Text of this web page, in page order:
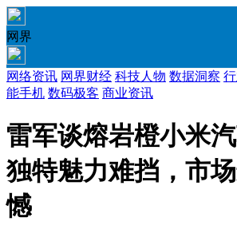
网界
网络资讯 网界财经 科技人物 数据洞察
能手机 数码极客 商业资讯
雷军谈熔岩橙小米
独特魅力难挡，市
憾